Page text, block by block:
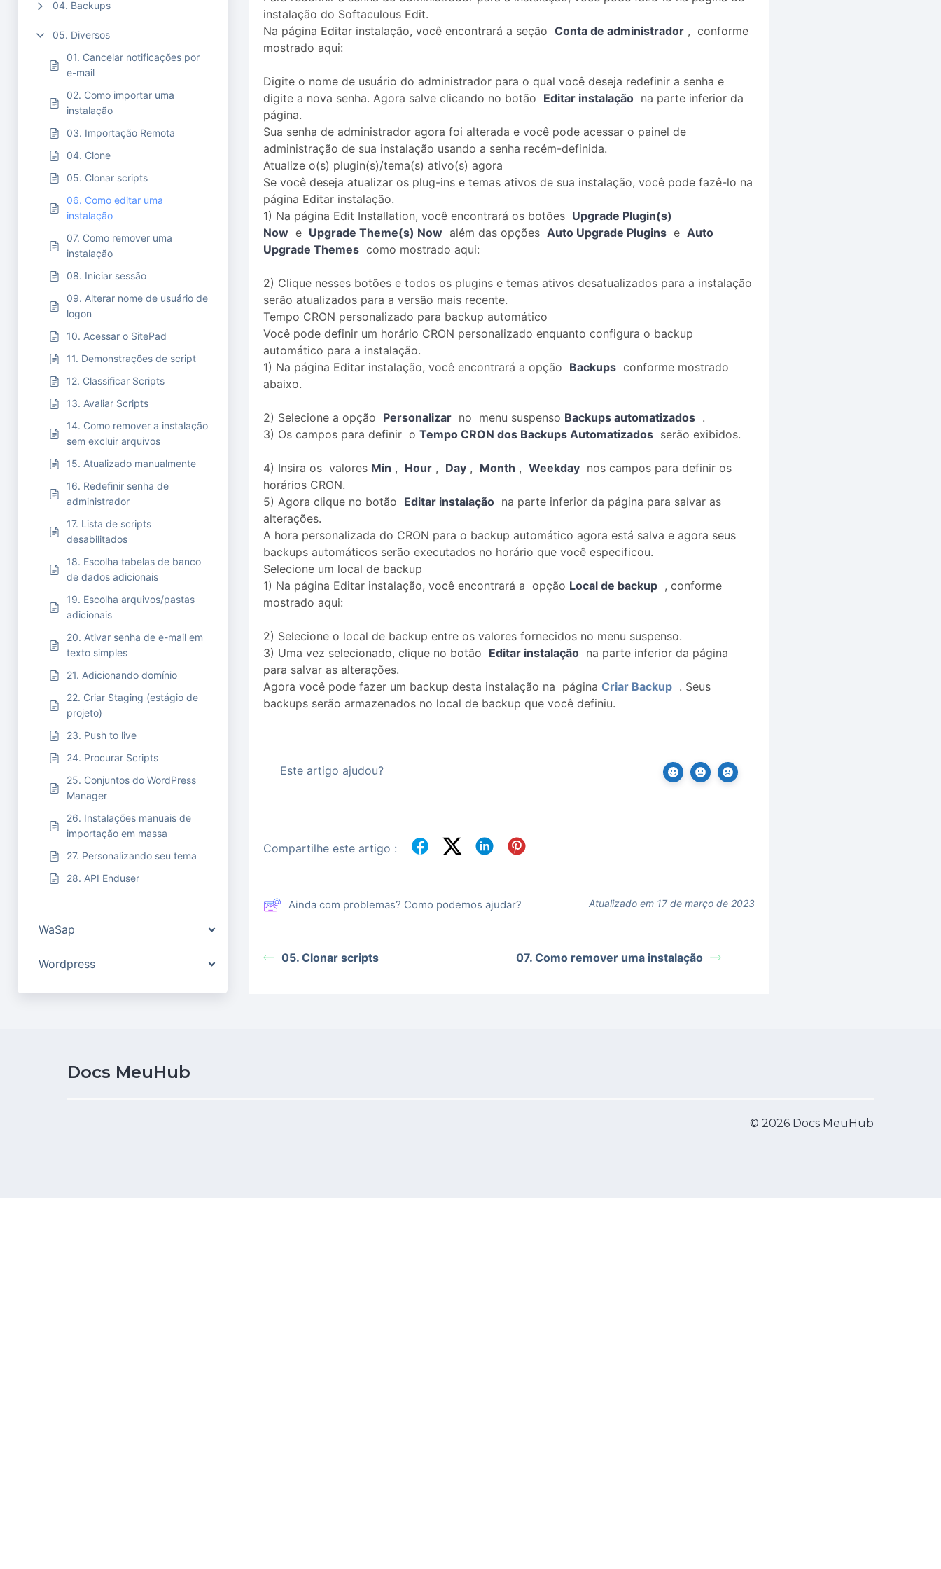
04. Backups
05. Diversos
01. Cancelar notificações por
e-mail
02. Como importar uma
instalação
03. Importação Remota
04. Clone
05. Clonar scripts
06. Como editar uma
instalação
07. Como remover uma
instalação
08. Iniciar sessão
09. Alterar nome de usuário de
logon
10. Acessar o SitePad
11. Demonstrações de script
12. Classificar Scripts
13. Avaliar Scripts
14. Como remover a instalação
sem excluir arquivos
15. Atualizado manualmente
16. Redefinir senha de
administrador
17. Lista de scripts
desabilitados
18. Escolha tabelas de banco
de dados adicionais
19. Escolha arquivos/pastas
adicionais
20. Ativar senha de e-mail em
texto simples
21. Adicionando domínio
22. Criar Staging (estágio de
projeto)
23. Push to live
24. Procurar Scripts
25. Conjuntos do WordPress
Manager
26. Instalações manuais de
importação em massa
27. Personalizando seu tema
28. API Enduser
WaSap
Wordpress
instalação do Softaculous Edit.
Na página Editar instalação, você encontrará a seção Conta de administrador, conforme
mostrado aqui:
Digite o nome de usuário do administrador para o qual você deseja redefinir a senha e
digite a nova senha. Agora salve clicando no botão Editar instalaçãona parte inferior da
página.
Sua senha de administrador agora foi alterada e você pode acessar o painel de
administração de sua instalação usando a senha recém-definida.
Atualize o(s) plugin(s)/tema(s) ativo(s) agora
Se você deseja atualizar os plug-ins e temas ativos de sua instalação, você pode fazê-lo na
página Editar instalação.
1) Na página Edit Installation, você encontrará os botões Upgrade Plugin(s)
Now e Upgrade Theme(s) Now além das opções Auto Upgrade Pluginse Auto
Upgrade Themescomo mostrado aqui:
2) Clique nesses botões e todos os plugins e temas ativos desatualizados para a instalação
serão atualizados para a versão mais recente.
Tempo CRON personalizado para backup automático
Você pode definir um horário CRON personalizado enquanto configura o backup
automático para a instalação.
1) Na página Editar instalação, você encontrará a opção Backupsconforme mostrado
abaixo.
2) Selecione a opção Personalizarno menu suspenso Backups automatizados.
3) Os campos para definir o Tempo CRON dos Backups Automatizadosserão exibidos.
4) Insira os valores Min , Hour, Day, Month , Weekdaynos campos para definir os
horários CRON.
5) Agora clique no botão Editar instalaçãona parte inferior da página para salvar as
alterações.
A hora personalizada do CRON para o backup automático agora está salva e agora seus
backups automáticos serão executados no horário que você especificou.
Selecione um local de backup
1) Na página Editar instalação, você encontrará a opção Local de backup, conforme
mostrado aqui:
2) Selecione o local de backup entre os valores fornecidos no menu suspenso.
3) Uma vez selecionado, clique no botão Editar instalaçãona parte inferior da página
para salvar as alterações.
Agora você pode fazer um backup desta instalação na página Criar Backup. Seus
backups serão armazenados no local de backup que você definiu.
Este artigo ajudou?
Compartilhe este artigo :
Ainda com problemas? Como podemos ajudar? Atualizado em 17 de março de 2023
05. Clonar scripts 07. Como remover uma instalação
Docs MeuHub
© 2026 Docs MeuHub